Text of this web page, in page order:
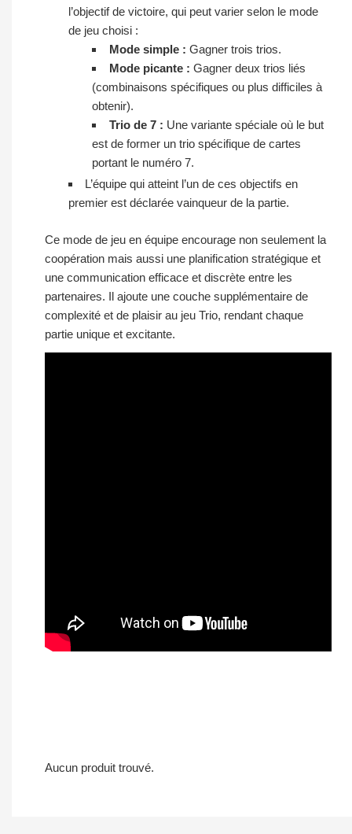
l’objectif de victoire, qui peut varier selon le mode
de jeu choisi :
Mode simple : Gagner trois trios.
Mode picante : Gagner deux trios liés
(combinaisons spécifiques ou plus difficiles à
obtenir).
Trio de 7 : Une variante spéciale où le but
est de former un trio spécifique de cartes
portant le numéro 7.
L’équipe qui atteint l’un de ces objectifs en
premier est déclarée vainqueur de la partie.
Ce mode de jeu en équipe encourage non seulement la
coopération mais aussi une planification stratégique et
une communication efficace et discrète entre les
partenaires. Il ajoute une couche supplémentaire de
complexité et de plaisir au jeu Trio, rendant chaque
partie unique et excitante.
Aucun produit trouvé.